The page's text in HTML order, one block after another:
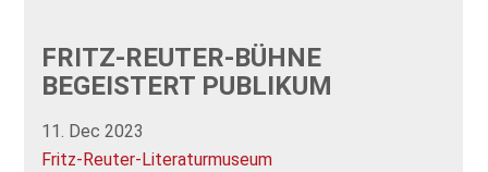
FRITZ-REUTER-BÜHNE
BEGEISTERT PUBLIKUM
11. Dec 2023
Fritz-Reuter-Literaturmuseum